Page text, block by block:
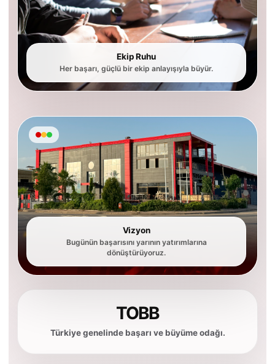
Ekip Ruhu
Her başarı, güçlü bir ekip anlayışıyla büyür.
Vizyon
Bugünün başarısını yarının yatırımlarına
dönüştürüyoruz.
TOBB
Türkiye genelinde başarı ve büyüme odağı.